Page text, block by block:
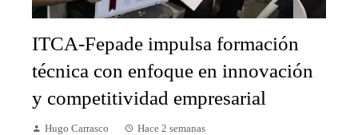
ITCA-Fepade impulsa formación
técnica con enfoque en innovación
y competitividad empresarial
Hugo Carrasco Hace 2 semanas